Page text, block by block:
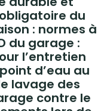
du
: normes à
du garage :
l’entretien
d’eau au
lavage des
contre le